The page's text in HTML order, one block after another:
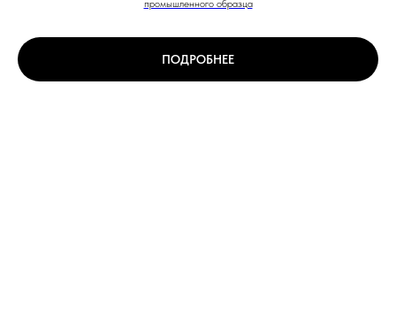
промышленного образца
ПОДРОБНЕЕ